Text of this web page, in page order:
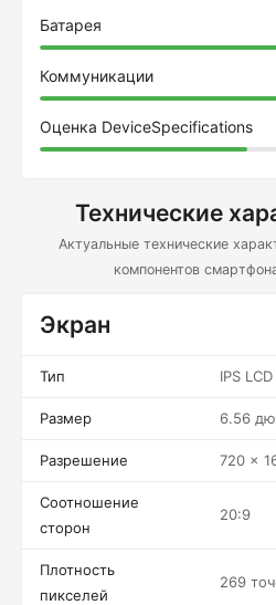
Батарея
Коммуникации
Оценка DeviceSpecifications
Технические
Актуальные технические
компонентов
Экран
Тип IPS LCD
Размер 6.56
Разрешение 720 x
Соотношение
сторон
20:9
Плотность
пикселей
269